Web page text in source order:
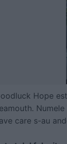
Hope
care s-au